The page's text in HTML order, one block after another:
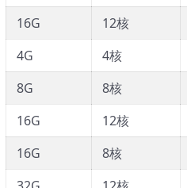
16G
12核
4G
4核
8G
8核
16G
12核
16G
8核